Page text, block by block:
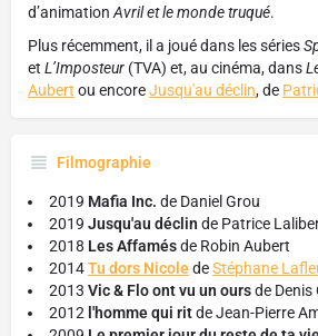
d’animation Avril et le monde truqué.
Plus récemment, il a joué dans les séries
et L’Imposteur (TVA) et, au cinéma, dans
Aubert ou encoreJusqu'au déclin, de
Filmographie
2019 Mafia Inc. de Daniel Grou
2019 Jusqu'au déclin de Patrice
2018 Les Affamésde Robin Aubert
2014Tu dors NicoledeStéphane
2013 Vic & Flo ont vu un oursde Denis
2012 l'homme qui ritde Jean-Pierre